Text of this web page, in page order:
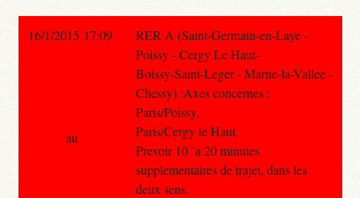
16/1/2015 17:09
RER A (Saint-Germain-en-Laye -
Poissy - Cergy Le Haut-
Boissy-Saint-Leger - Marne-la-Vallee -
Chessy) :Axes concernes :
Paris/Poissy,
Paris/Cergy le Haut.
Prevoir 10 `a 20 minutes
supplementaires de trajet, dans les
deux sens.
au